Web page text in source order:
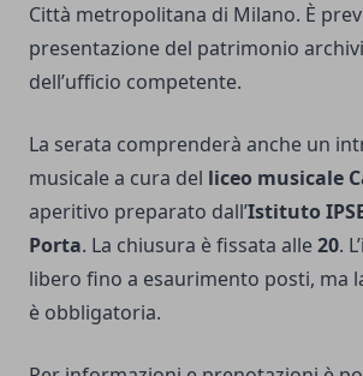
Città metropolitana di Milano. È
presentazione del patrimonio
dell’ufficio competente.
La serata comprenderà anche un
musicale a cura del liceo musicale
aperitivo preparato dall’Istituto
Porta. La chiusura è fissata alle20.
libero fino a esaurimento posti, ma
è obbligatoria.